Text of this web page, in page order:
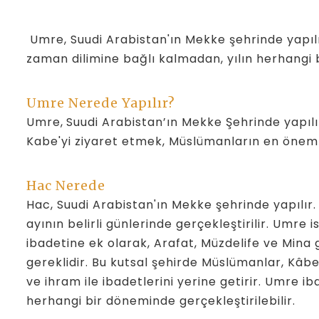
Umre, Suudi Arabistan'ın Mekke şehrinde
zaman dilimine bağlı kalmadan, yılın herhangi
Umre Nerede Yapılır?
Umre, Suudi Arabistan’ın Mekke Şehrinde
Kabe'yi ziyaret etmek, Müslümanların en
Hac Nerede
Hac, Suudi Arabistan'ın Mekke şehrinde
ayının belirli günlerinde gerçekleştirilir. Umre
ibadetine ek olarak, Arafat, Müzdelife ve
gereklidir. Bu kutsal şehirde Müslümanlar,
ve ihram ile ibadetlerini yerine getirir. Umre
herhangi bir döneminde gerçekleştirilebilir.